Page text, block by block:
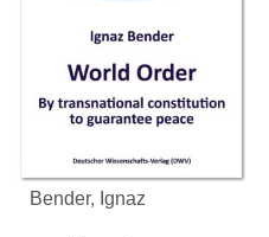
Bender, Ignaz